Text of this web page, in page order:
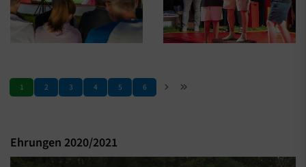
1 2 3 4 5 6
Ehrungen 2020/2021